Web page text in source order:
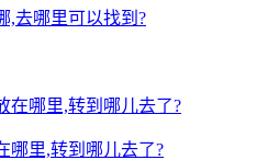
,去哪里可以找到?
哪里,转到哪儿去了?